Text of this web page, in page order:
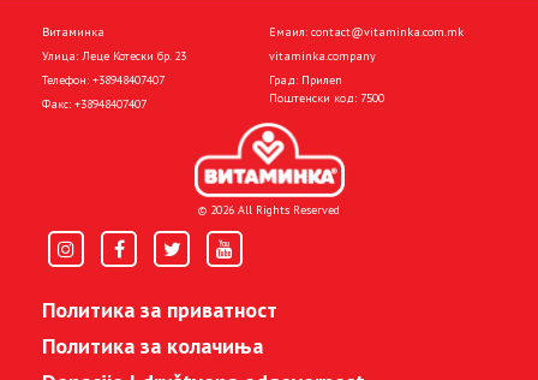
Витаминка
Улица: Леце Котески бр. 23
Телефон: +38948407407
Факс: +38948407407
Емаил: contact@vitaminka.com.mk
vitaminka.company
Град: Прилеп
Поштенски код: 7500
© 2026 All Rights Reserved
Политика за приватност
Политика за колачиња